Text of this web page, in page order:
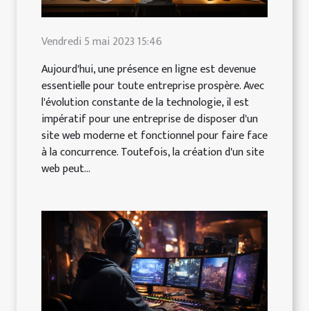
Vendredi 5 mai 2023 15:46
Aujourd'hui, une présence en ligne est devenue
essentielle pour toute entreprise prospère. Avec
l'évolution constante de la technologie, il est
impératif pour une entreprise de disposer d'un
site web moderne et fonctionnel pour faire face
à la concurrence. Toutefois, la création d'un site
web peut...